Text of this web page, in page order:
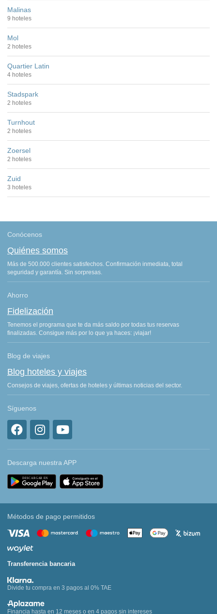
Malinas
9 hoteles
Mol
2 hoteles
Quartier Latin
4 hoteles
Stadspark
2 hoteles
Turnhout
2 hoteles
Zoersel
2 hoteles
Zuid
3 hoteles
Conócenos
Quiénes somos
Más de 500.000 clientes satisfechos. Confirmación inmediata, total
seguridad y garantía. Sin sorpresas.
Ahorro
Fidelización
Tenemos el programa que te da más saldo por todas tus reservas
finalizadas. Consigue más por lo que ya haces: ¡viajar!
Blog de viajes
Blog hoteles y viajes
Consejos de viajes, ofertas de hoteles y últimas noticias del sector.
Síguenos
Descarga nuestra APP
Métodos de pago permitidos
Transferencia bancaria
Divide tu compra en 3 pagos al 0% TAE
Financia hasta en 12 meses o en 4 pagos sin intereses